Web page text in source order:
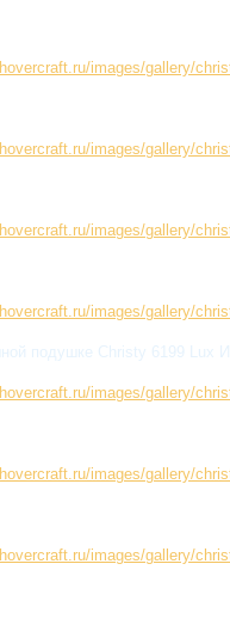
images/gallery/
images/gallery/
images/gallery/
images/gallery/
подушке Christy 6199 Lux
images/gallery/
images/gallery/
images/gallery/